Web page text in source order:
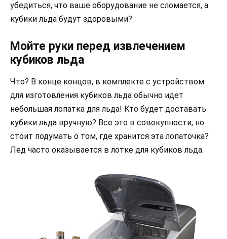
убедиться, что ваше оборудование не сломается, а
кубики льда будут здоровыми?
Мойте руки перед извлечением
кубиков льда
Что? В конце концов, в комплекте с устройством
для изготовления кубиков льда обычно идет
небольшая лопатка для льда! Кто будет доставать
кубики льда вручную? Все это в совокупности, но
стоит подумать о том, где хранится эта лопаточка?
Лед часто оказывается в лотке для кубиков льда.